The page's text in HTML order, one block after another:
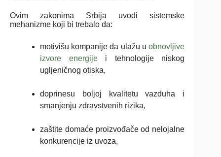
Ovim zakonima Srbija uvodi sistemske
mehanizme koji bi trebalo da:
motivišu kompanije da ulažu uobnovljive
izvore energijei tehnologije niskog
ugljeničnog otiska,
doprinesu boljoj kvalitetu vazduha i
smanjenju zdravstvenih rizika,
zaštite domaće proizvođače od nelojalne
konkurencije iz uvoza,